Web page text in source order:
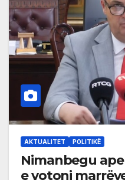
AKTUALITET POLITIKË
Nimanbegu
e votoni